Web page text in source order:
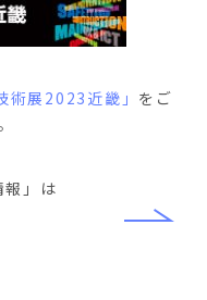
術展2023近畿」 をご
報」は